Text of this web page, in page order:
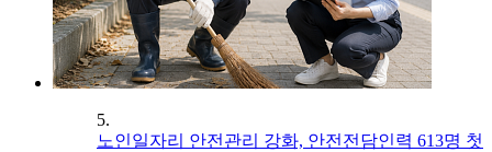
5.
노인일자리 안전관리 강화, 안전전담인력 613명 첫